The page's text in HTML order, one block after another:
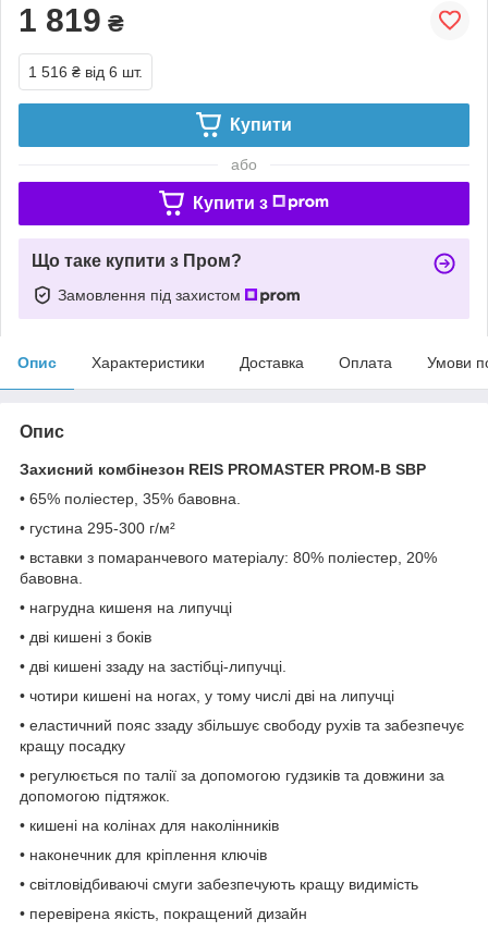
1 819 ₴
1 516 ₴ від 6 шт.
Купити
або
Купити з
Що таке купити з Пром?
Замовлення під захистом
Опис Характеристики Доставка Оплата Умови
Опис
Захисний комбінезон REIS PROMASTER PROM-B SBP
• 65% поліестер, 35% бавовна.
• густина 295-300 г/м²
• вставки з помаранчевого матеріалу: 80% поліестер, 20%
бавовна.
• нагрудна кишеня на липучці
• дві кишені з боків
• дві кишені ззаду на застібці-липучці.
• чотири кишені на ногах, у тому числі дві на липучці
• еластичний пояс ззаду збільшує свободу рухів та забезпечує
кращу посадку
• регулюється по талії за допомогою гудзиків та довжини за
допомогою підтяжок.
• кишені на колінах для наколінників
• наконечник для кріплення ключів
• світловідбиваючі смуги забезпечують кращу видимість
• перевірена якість, покращений дизайн